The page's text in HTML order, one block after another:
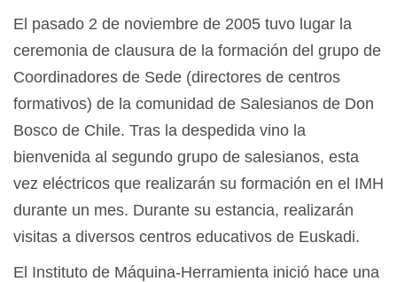
El pasado 2 de noviembre de 2005 tuvo lugar la
ceremonia de clausura de la formación del grupo de
Coordinadores de Sede (directores de centros
formativos) de la comunidad de Salesianos de Don
Bosco de Chile. Tras la despedida vino la
bienvenida al segundo grupo de salesianos, esta
vez eléctricos que realizarán su formación en el IMH
durante un mes. Durante su estancia, realizarán
visitas a diversos centros educativos de Euskadi.
El Instituto de Máquina-Herramienta inició hace una